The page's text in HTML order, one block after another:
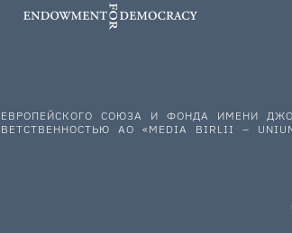
ЕВРОПЕЙСКОГО СОЮЗА И ФОНДА ИМЕНИ
АО «MEDIA BIRLII –